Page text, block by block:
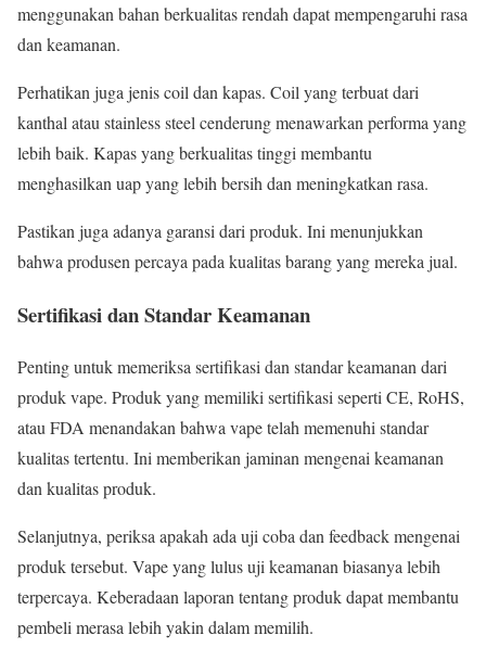
menggunakan bahan berkualitas rendah dapat mempengaruhi rasa
dan keamanan.
Perhatikan juga jenis coil dan kapas. Coil yang terbuat dari
kanthal atau stainless steel cenderung menawarkan performa yang
lebih baik. Kapas yang berkualitas tinggi membantu
menghasilkan uap yang lebih bersih dan meningkatkan rasa.
Pastikan juga adanya garansi dari produk. Ini menunjukkan
bahwa produsen percaya pada kualitas barang yang mereka jual.
Sertifikasi dan Standar Keamanan
Penting untuk memeriksa sertifikasi dan standar keamanan dari
produk vape. Produk yang memiliki sertifikasi seperti CE, RoHS,
atau FDA menandakan bahwa vape telah memenuhi standar
kualitas tertentu. Ini memberikan jaminan mengenai keamanan
dan kualitas produk.
Selanjutnya, periksa apakah ada uji coba dan feedback mengenai
produk tersebut. Vape yang lulus uji keamanan biasanya lebih
terpercaya. Keberadaan laporan tentang produk dapat membantu
pembeli merasa lebih yakin dalam memilih.